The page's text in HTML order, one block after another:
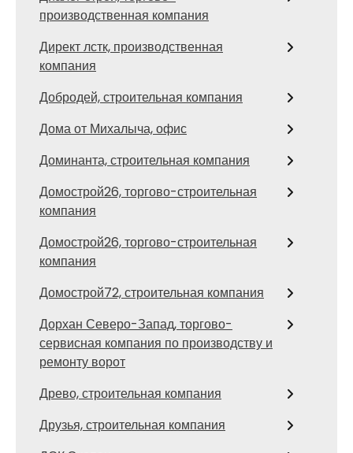
производственная компания
Директ лстк, производственная
компания
Добродей, строительная компания
Дома от Михалыча, офис
Доминанта, строительная компания
Домострой26, торгово-строительная
компания
Домострой26, торгово-строительная
компания
Домострой72, строительная компания
Дорхан Северо-Запад, торгово-
сервисная компания по производству и
ремонту ворот
Древо, строительная компания
Друзья, строительная компания